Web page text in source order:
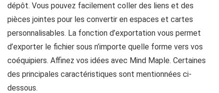
dépôt. Vous pouvez facilement coller des liens et des
pièces jointes pour les convertir en espaces et cartes
personnalisables. La fonction d’exportation vous permet
d’exporter le fichier sous n’importe quelle forme vers vos
coéquipiers. Affinez vos idées avec Mind Maple. Certaines
des principales caractéristiques sont mentionnées ci-
dessous.